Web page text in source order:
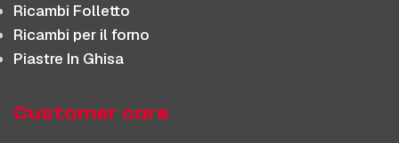
Ricambi Folletto
Ricambi per il forno
Piastre In Ghisa
Customer care